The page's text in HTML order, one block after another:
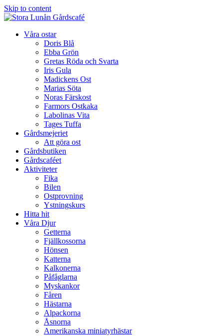
Skip to content
Våra ostar
Doris Blå
Ebba Grön
Gretas Röda och Svarta
Iris Gula
Madickens Ost
Marias Söta
Noras Färskost
Farmors Ostkaka
Labolinas Vita
Tages Tuffa
Gårdsmejeriet
Att göra ost
Gårdsbutiken
Gårdscaféet
Aktiviteter
Fika
Bilen
Ostprovning
Ystningskurs
Hitta hit
Våra Djur
Getterna
Fjällkossorna
Hönsen
Katterna
Kalkonerna
Påfåglarna
Myskankor
Fåren
Hästarna
Alpackorna
Åsnorna
Amerikanska miniatyrhästar